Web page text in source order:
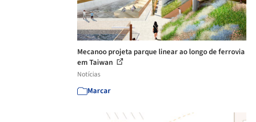
Mecanoo projeta parque linear ao longo de ferrovia
em Taiwan
Notícias
Marcar